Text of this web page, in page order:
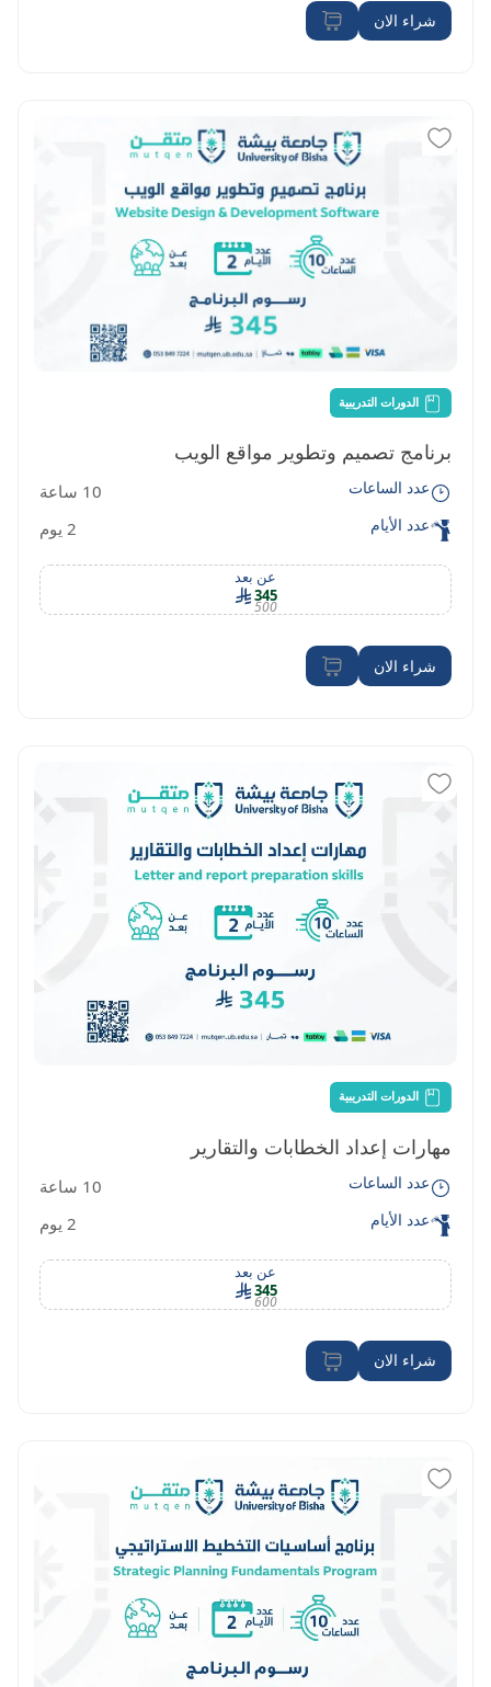
شراء الان
الدورات التدريبية
برنامج تصميم وتطوير مواقع الويب
عدد الساعات 10 ساعة
عدد الأيام 2 يوم
عن بعد
345
500
شراء الان
الدورات التدريبية
مهارات إعداد الخطابات والتقارير
عدد الساعات 10 ساعة
عدد الأيام 2 يوم
عن بعد
345
600
شراء الان